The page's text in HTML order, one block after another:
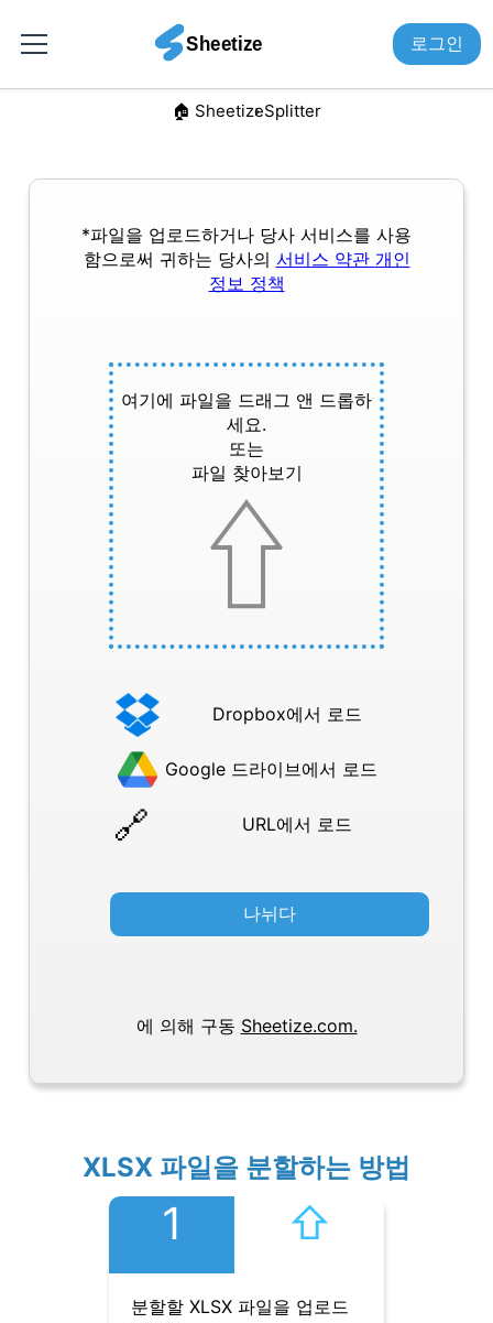
로그인
🏠︎ SheetizeSplitter
*파일을 업로드하거나 당사 서비스를 사용
함으로써 귀하는 당사의 서비스 약관 개인
정보 정책
여기에 파일을 드래그 앤 드롭하
세요.
또는
파일 찾아보기
Dropbox에서 로드
Google 드라이브에서 로드
URL에서 로드
나뉘다
에 의해 구동 Sheetize.com.
XLSX 파일을 분할하는 방법
1 ⇧︎
분할할 XLSX 파일을 업로드